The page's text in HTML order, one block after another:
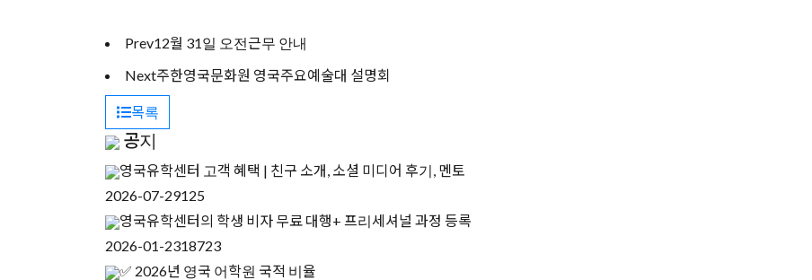
Prev12월 31일 오전근무 안내
Next주한영국문화원 영국주요예술대 설명회
목록
공지
영국유학센터 고객 혜택 | 친구 소개, 소셜 미디어 후기, 멘토
2026-07-29125
영국유학센터의 학생 비자 무료 대행+ 프리세셔널 과정 등록
2026-01-2318723
✅ 2026년 영국 어학원 국적 비율